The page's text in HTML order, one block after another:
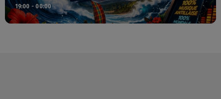
19:00 - 00:00